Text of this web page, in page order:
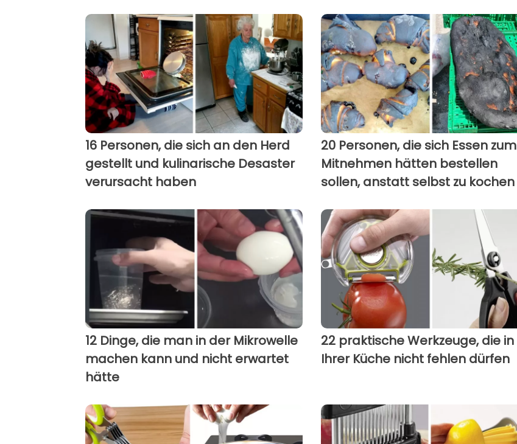
16 Personen, die sich an den Herd
gestellt und kulinarische Desaster
verursacht haben
20 Personen, die sich Essen zum
Mitnehmen hätten bestellen
sollen, anstatt selbst zu kochen
12 Dinge, die man in der Mikrowelle
machen kann und nicht erwartet
hätte
22 praktische Werkzeuge, die in
Ihrer Küche nicht fehlen dürfen